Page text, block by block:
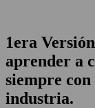
1era
aprender a
siempre con
industria.